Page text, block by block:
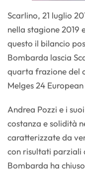
Scarlino, 21 luglio
nella stagione 2019
questo il bilancio
Bombarda lascia
quarta frazione del
Melges 24
Andrea Pozzi e i
costanza e solidità
caratterizzate da
con risultati
Bombarda ha